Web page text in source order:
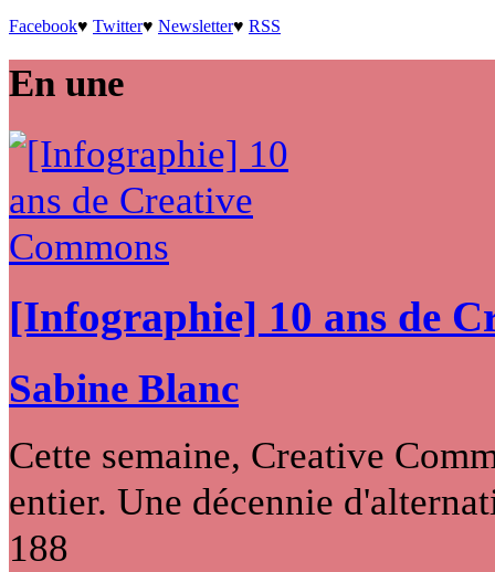
Facebook♥ Twitter♥ Newsletter♥ RSS
En une
[Infographie] 10 ans de
Sabine Blanc
Cette semaine, Creative
entier. Une décennie
188